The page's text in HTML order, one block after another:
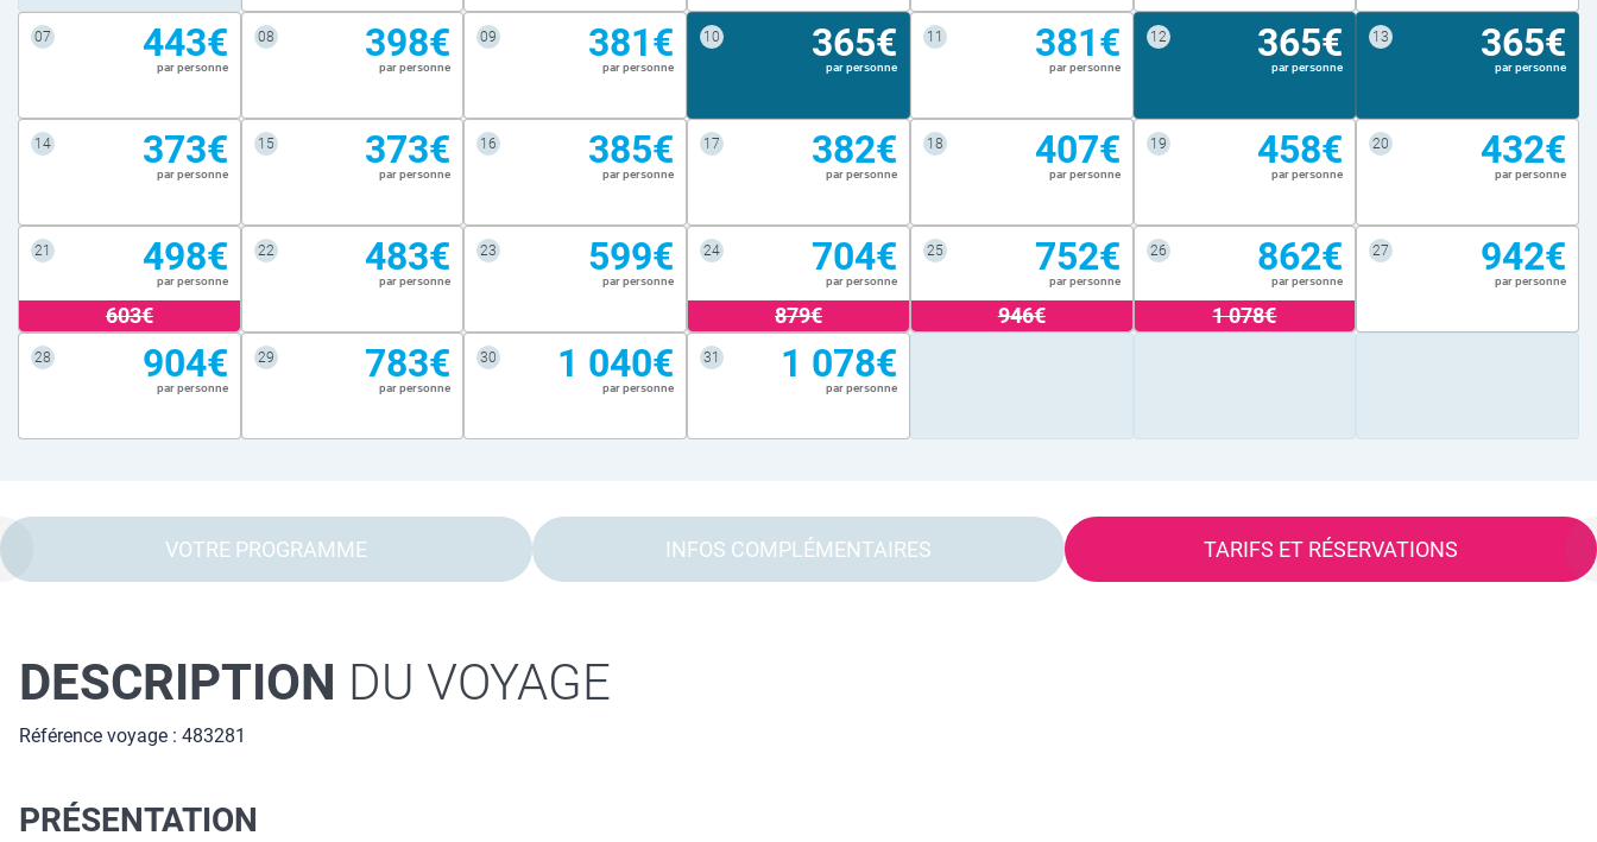
07 443€
par personne
08 398€
par personne
09 381€
par personne
10 365€
par personne
11 381€
par personne
12 365€
par personne
13 365€
par personne
14 373€
par personne
15 373€
par personne
16 385€
par personne
17 382€
par personne
18 407€
par personne
19 458€
par personne
20 432€
par personne
21 498€
par personne
603€
22 483€
par personne
23 599€
par personne
24 704€
par personne
879€
25 752€
par personne
946€
26 862€
par personne
1 078€
27 942€
par personne
28 904€
par personne
29 783€
par personne
30 1 040€
par personne
31 1 078€
par personne
VOTRE PROGRAMME INFOS COMPLÉMENTAIRES TARIFS ET RÉSERVATIONS
DESCRIPTION DU VOYAGE
Référence voyage : 483281
PRÉSENTATION